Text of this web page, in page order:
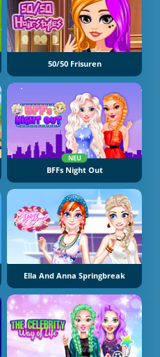
50/50 Frisuren
NEU
BFFs Night Out
Ella And Anna Springbreak